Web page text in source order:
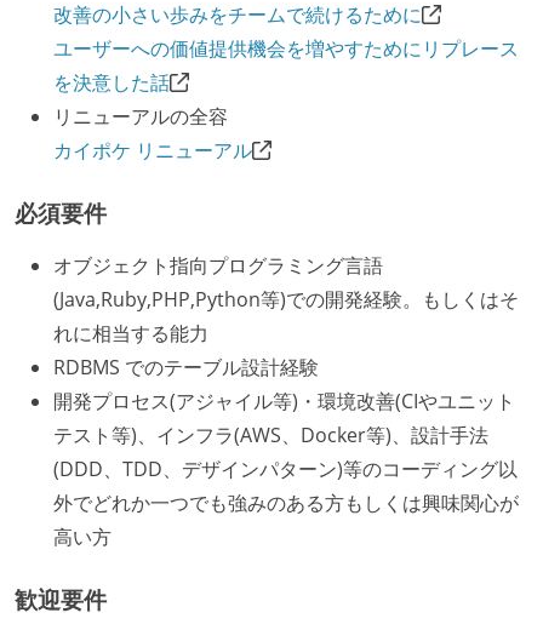
改善の小さい歩みをチームで続けるために
ユーザーへの価値提供機会を増やすためにリプレース
を決意した話
リニューアルの全容
カイポケ リニューアル
必須要件
オブジェクト指向プログラミング言語
(Java,Ruby,PHP,Python等)での開発経験。もしくはそ
れに相当する能力
RDBMS でのテーブル設計経験
開発プロセス(アジャイル等)・環境改善(CIやユニット
テスト等)、インフラ(AWS、Docker等)、設計手法
(DDD、TDD、デザインパターン)等のコーディング以
外でどれか一つでも強みのある方もしくは興味関心が
高い方
歓迎要件